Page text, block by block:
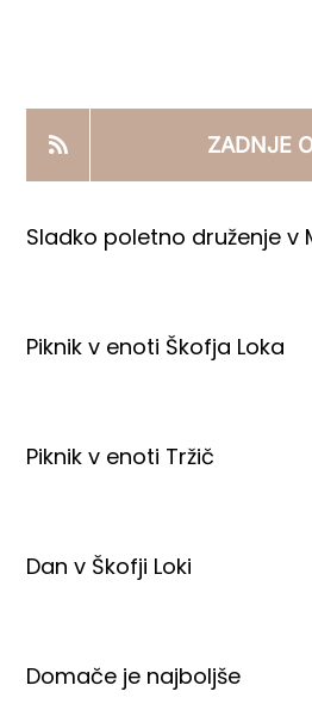
PRODAJNI IZDELKI
AKTUALNO
ZADNJE
Sladko poletno druženje v
Piknik v enoti Škofja Loka
Piknik v enoti Tržič
Dan v Škofji Loki
Domače je najboljše